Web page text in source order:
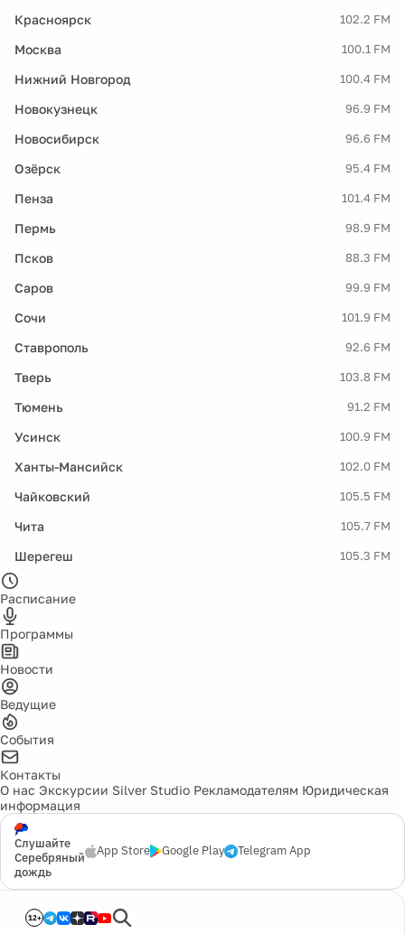
Красноярск 102.2 FM
Москва 100.1 FM
Нижний Новгород 100.4 FM
Новокузнецк 96.9 FM
Новосибирск 96.6 FM
Озёрск 95.4 FM
Пенза 101.4 FM
Пермь 98.9 FM
Псков 88.3 FM
Саров 99.9 FM
Сочи 101.9 FM
Ставрополь 92.6 FM
Тверь 103.8 FM
Тюмень 91.2 FM
Усинск 100.9 FM
Ханты-Мансийск 102.0 FM
Чайковский 105.5 FM
Чита 105.7 FM
Шерегеш 105.3 FM
Расписание
Программы
Новости
Ведущие
События
Контакты
О нас Экскурсии Silver Studio Рекламодателям Юридическая
информация
Слушайте
Серебряный
дождь
App Store Google Play Telegram App
12+